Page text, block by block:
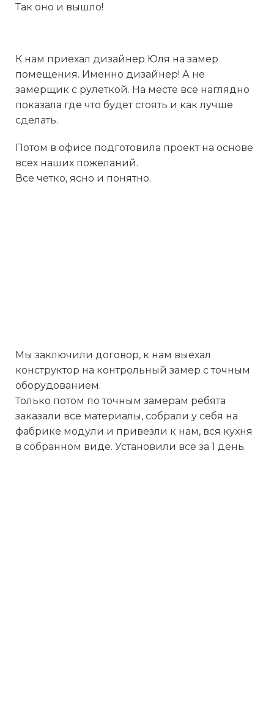
Так оно и вышло!
К нам приехал дизайнер Юля на замер
помещения. Именно дизайнер! А не
замерщик с рулеткой. На месте все наглядно
показала где что будет стоять и как лучше
сделать.
Потом в офисе подготовила проект на основе
всех наших пожеланий.
Все четко, ясно и понятно.
Мы заключили договор, к нам выехал
конструктор на контрольный замер с точным
оборудованием.
Только потом по точным замерам ребята
заказали все материалы, собрали у себя на
фабрике модули и привезли к нам, вся кухня
в собранном виде. Установили все за 1 день.